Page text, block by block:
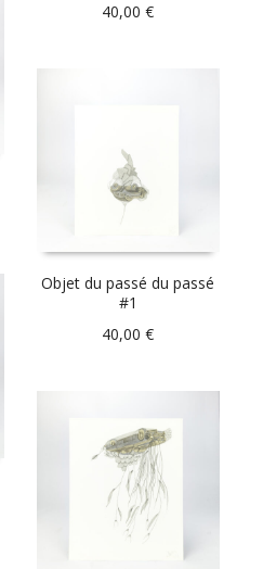
40,00€
Objet du passé du passé
#1
40,00€